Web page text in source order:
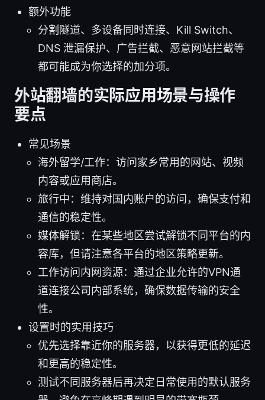
额外功能
分割隧道、多设备同时连接、Kill Switch、
DNS 泄漏保护、广告拦截、恶意网站拦截等
都可能成为你选择的加分项。
外站翻墙的实际应用场景与操作
要点
常见场景
海外留学/工作：访问家乡常用的网站、视频
内容或应用商店。
旅行中：维持对国内账户的访问，确保支付和
通信的稳定性。
媒体解锁：在某些地区尝试解锁不同平台的内
容库，但请注意各平台的地区策略更新。
工作访问内网资源：通过企业允许的VPN通
道连接公司内部系统，确保数据传输的安全
性。
设置时的实用技巧
优先选择靠近你的服务器，以获得更低的延迟
和更高的稳定性。
测试不同服务器后再决定日常使用的默认服务